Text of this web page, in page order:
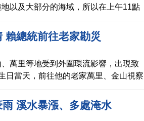
以及大部分的海域，所以在上午11點
晚就會解除海上颱風警報。
賴總統前往老家勘災
萬里等地受到外圍環流影響，出現致
日當天，前往他的老家萬里、金山視察
溪水暴漲、多處淹水